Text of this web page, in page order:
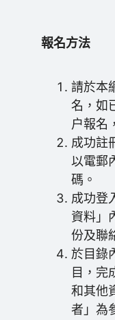
報名方法
請於本
名，如
户報名
成功註
以電郵
碼。
成功登
資料」
份及聯
於目錄
目，完
和其他
者」為